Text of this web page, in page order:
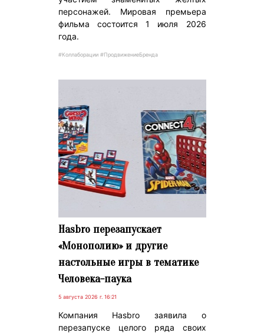
персонажей. Мировая премьера
фильма состоится 1 июля 2026
года.
#Коллаборации #ПродвижениеБренда
Hasbro перезапускает
«Монополию» и другие
настольные игры в тематике
Человека-паука
5 августа 2026 г. 16:21
Компания Hasbro заявила о
перезапуске целого ряда своих